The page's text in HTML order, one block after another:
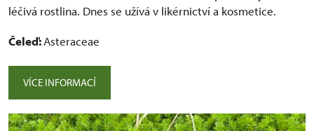
léčivá rostlina. Dnes se užívá v likérnictví a kosmetice.
Čeleď:Asteraceae
VÍCE INFORMACÍ